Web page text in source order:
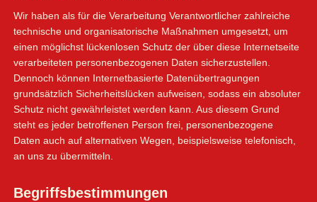
Wir haben als für die Verarbeitung Verantwortlicher zahlreiche
technische und organisatorische Maßnahmen umgesetzt, um
einen möglichst lückenlosen Schutz der über diese Internetseite
verarbeiteten personenbezogenen Daten sicherzustellen.
Dennoch können Internetbasierte Datenübertragungen
grundsätzlich Sicherheitslücken aufweisen, sodass ein absoluter
Schutz nicht gewährleistet werden kann. Aus diesem Grund
steht es jeder betroffenen Person frei, personenbezogene
Daten auch auf alternativen Wegen, beispielsweise telefonisch,
an uns zu übermitteln.
Begriffsbestimmungen